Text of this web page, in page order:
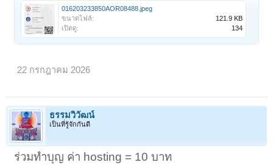
016203233850AOR08488.jpeg
ขนาดไฟล์:
121.9 KB
เปิดดู:
134
22 กรกฎาคม 2026
ธรรมวิวัฒน์
เป็นที่รู้จักกันดี
ร่วมทำบุญ ค่า hosting = 10 บาท